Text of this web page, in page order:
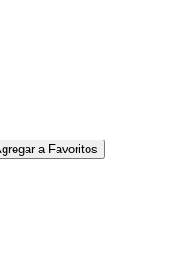
a Favoritos